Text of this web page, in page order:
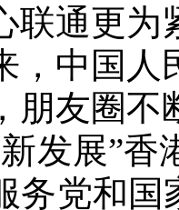
联通更
，中国
朋友圈不
发展”
务党和国